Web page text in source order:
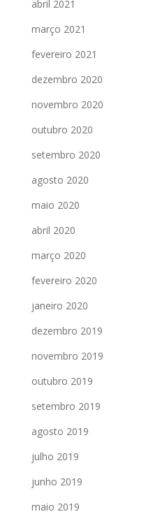
abril 2021
março 2021
fevereiro 2021
dezembro 2020
novembro 2020
outubro 2020
setembro 2020
agosto 2020
maio 2020
abril 2020
março 2020
fevereiro 2020
janeiro 2020
dezembro 2019
novembro 2019
outubro 2019
setembro 2019
agosto 2019
julho 2019
junho 2019
maio 2019